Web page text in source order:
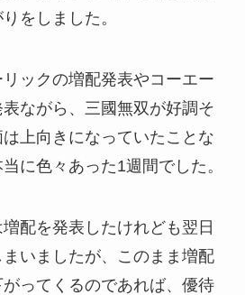
をしました。
ックの増配発表やコーエー
ながら、三國無双が好調そ
上向きになっていたことな
に色々あった1週間でした。
配を発表したけれども翌日
いましたが、このまま増配
ってくるのであれば、優待